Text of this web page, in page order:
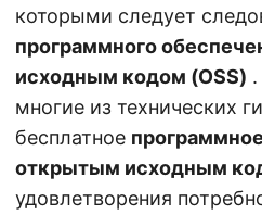
которыми следует
программного
исходным кодом (OSS)
многие из технических
бесплатное
открытым исходным
удовлетворения